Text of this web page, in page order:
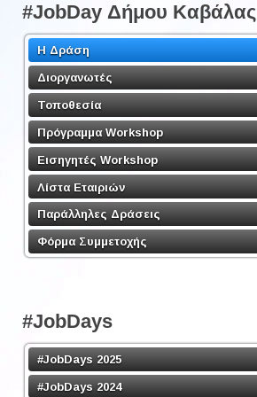
#JobDay Δήμου Καβάλας
Η Δράση
Διοργανωτές
Τοποθεσία
Πρόγραμμα Workshop
Εισηγητές Workshop
Λίστα Εταιριών
Παράλληλες Δράσεις
Φόρμα Συμμετοχής
#JobDays
#JobDays 2025
#JobDays 2024